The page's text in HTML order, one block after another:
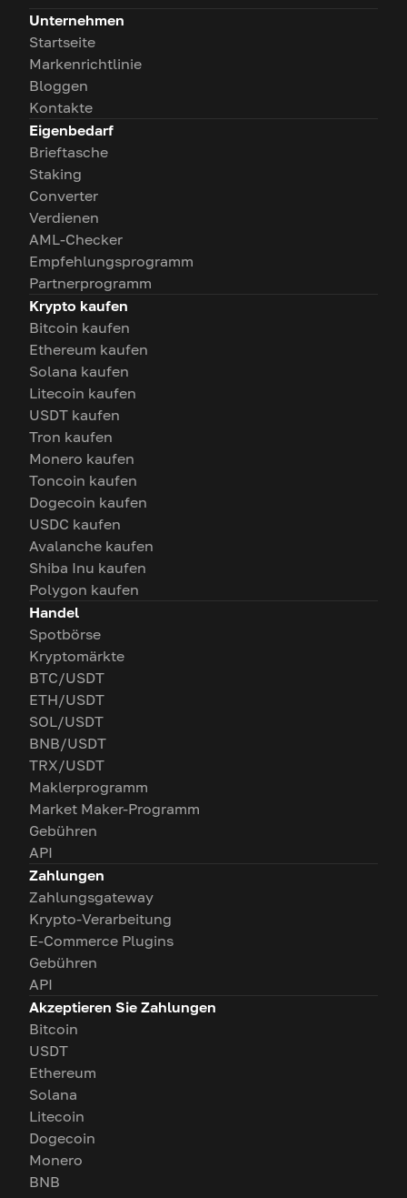
Unternehmen
Startseite
Markenrichtlinie
Bloggen
Kontakte
Eigenbedarf
Brieftasche
Staking
Converter
Verdienen
AML-Checker
Empfehlungsprogramm
Partnerprogramm
Krypto kaufen
Bitcoin kaufen
Ethereum kaufen
Solana kaufen
Litecoin kaufen
USDT kaufen
Tron kaufen
Monero kaufen
Toncoin kaufen
Dogecoin kaufen
USDC kaufen
Avalanche kaufen
Shiba Inu kaufen
Polygon kaufen
Handel
Spotbörse
Kryptomärkte
BTC/USDT
ETH/USDT
SOL/USDT
BNB/USDT
TRX/USDT
Maklerprogramm
Market Maker-Programm
Gebühren
API
Zahlungen
Zahlungsgateway
Krypto-Verarbeitung
E-Commerce Plugins
Gebühren
API
Akzeptieren Sie Zahlungen
Bitcoin
USDT
Ethereum
Solana
Litecoin
Dogecoin
Monero
BNB